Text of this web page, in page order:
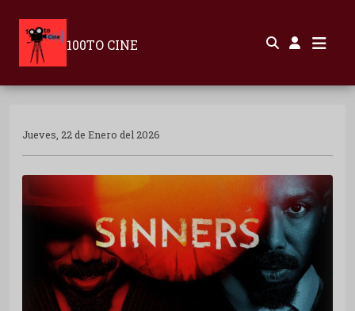
100TO CINE
Jueves, 22 de Enero del 2026